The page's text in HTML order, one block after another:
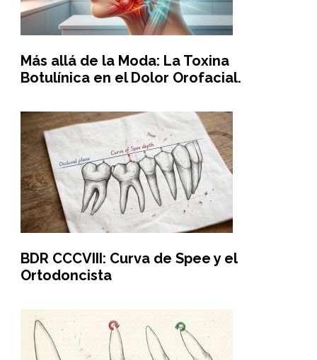
Más allá de la Moda: La Toxina
Botulínica en el Dolor Orofacial.
BDR CCCVIII: Curva de Spee y el
Ortodoncista